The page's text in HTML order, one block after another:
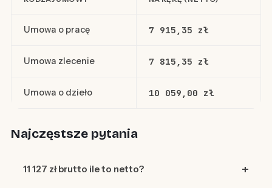
Umowa o pracę 7 915,35 zł
Umowa zlecenie 7 815,35 zł
Umowa o dzieło 10 059,00 zł
Najczęstsze pytania
11 127 zł brutto ile to netto?